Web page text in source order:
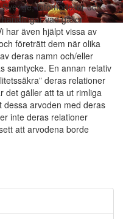
fotomodeller och
vad gäller
har även hjälpt vissa av
företrätt dem när olika
deras namn och/eller
samtycke. En annan relativ
deras relationer
det gäller att ta ut rimliga
dessa arvoden med deras
inte deras relationer
att arvodena borde